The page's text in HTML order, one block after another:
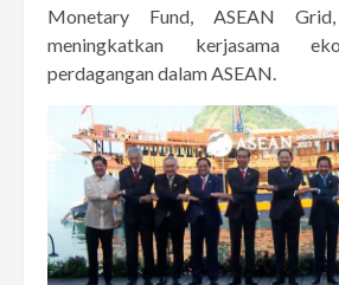
Monetary Fund, ASEAN
meningkatkan kerjasama
perdagangan dalam ASEAN.